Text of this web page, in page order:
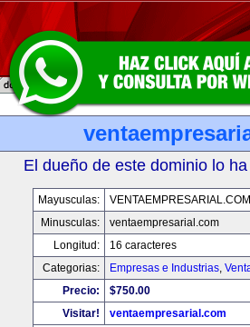
El dueño de este dominio lo
Mayusculas:
VENTAEMPRESARIAL.COM
Minusculas:
ventaempresarial.com
Longitud:
16 caracteres
Categorias:
Empresas e Industrias,
Precio:
$750.00
Visitar!
ventaempresarial.com